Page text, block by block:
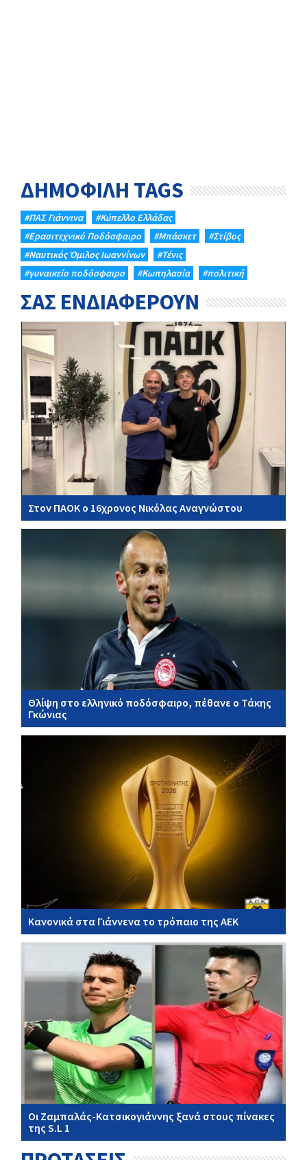
ΔΗΜΟΦΙΛΗ TAGS
#ΠΑΣ Γιάννινα
#Κύπελλο Ελλάδας
#Eρασιτεχνικό Ποδόσφαιρο
#Μπάσκετ
#Στίβος
#Ναυτικός Όμιλος Ιωαννίνων
#Τένις
#γυναικείο ποδόσφαιρο
#Κωπηλασία #πολιτική
ΣΑΣ ΕΝΔΙΑΦΕΡΟΥΝ
Στον ΠΑΟΚ ο 16χρονος Νικόλας Αναγνώστου
Θλίψη στο ελληνικό ποδόσφαιρο, πέθανε ο Τάκης
Γκώνιας
Κανονικά στα Γιάννενα το τρόπαιο της ΑΕΚ
Οι Ζαμπαλάς-Κατσικογιάννης ξανά στους πίνακες
της S.L 1